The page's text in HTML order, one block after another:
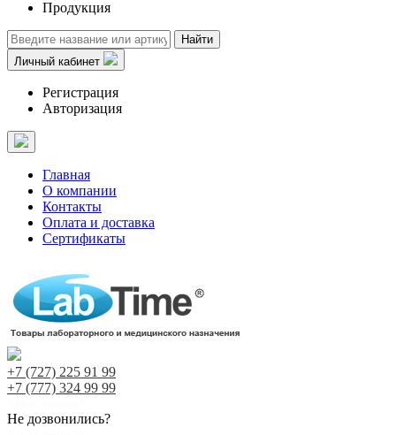
Продукция
Найти
Личный кабинет
Регистрация
Авторизация
Главная
О компании
Контакты
Оплата и доставка
Сертификаты
+7 (727) 225 91 99
+7 (777) 324 99 99
Не дозвонились?